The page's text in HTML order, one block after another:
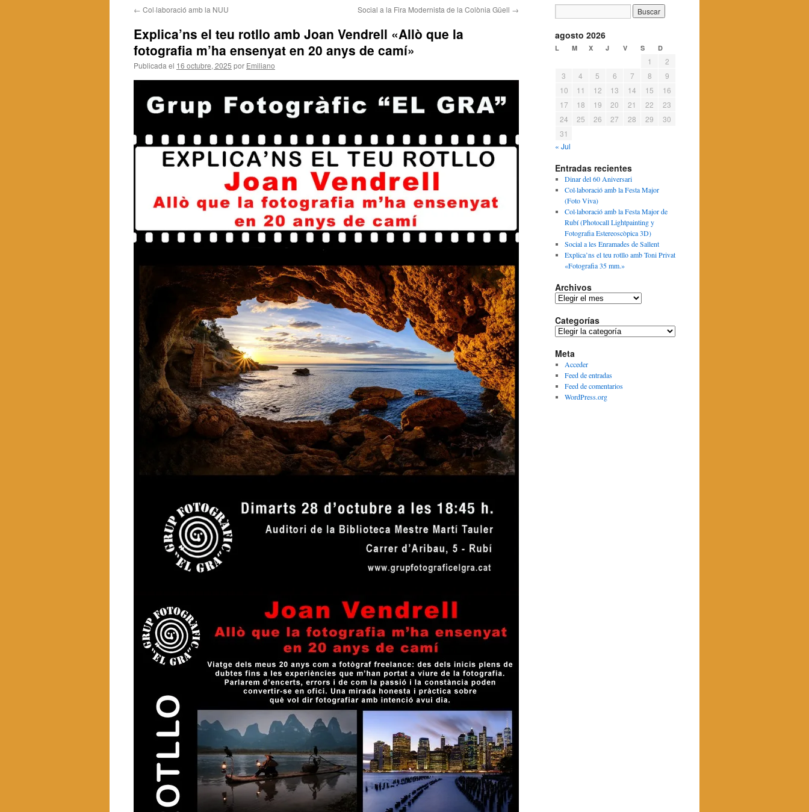
contenido
← Col·laboració amb la NUU Social a la Fira Modernista de la Colònia Güell →
Explica’ns el teu rotllo amb Joan Vendrell «Allò que la
fotografia m’ha ensenyat en 20 anys de camí»
Publicada el 16 octubre, 2025 por Emiliano
agosto 2026
L M X J V S D
1
2
3
4 5 6 7 8
9
10
11 12 13 14 15
16
17
18 19 20 21 22
23
24
25 26 27 28 29
30
31
« Jul
Entradas recientes
Dinar del 60 Aniversari
Col·laboració amb la Festa Major
(Foto Viva)
Col·laboració amb la Festa Major de
Rubí (Photocall Lightpainting y
Fotografia Estereoscòpica 3D)
Social a les Enramades de Sallent
Explica’ns el teu rotllo amb Toni Privat
«Fotografia 35 mm.»
Archivos
Archivos
Categorías
Categorías
Meta
Acceder
Feed de entradas
Feed de comentarios
WordPress.org